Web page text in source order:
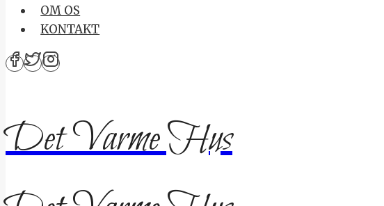
OM OS
KONTAKT
Det Varme Hus